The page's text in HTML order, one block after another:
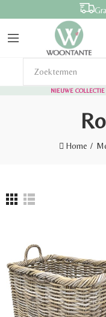
NIEUWE
Home